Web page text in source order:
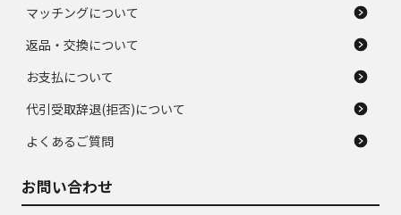
マッチングについて
返品・交換について
お支払について
代引受取辞退(拒否)について
よくあるご質問
お問い合わせ